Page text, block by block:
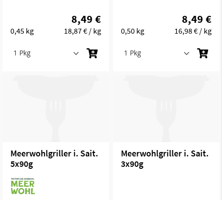
0,45 kg
8,49 €
18,87 €/ kg 0,50 kg
8,49 €
16,98 €/ kg
Meerwohlgriller i. Sait.
5x90g
Meerwohlgriller i. Sait.
3x90g